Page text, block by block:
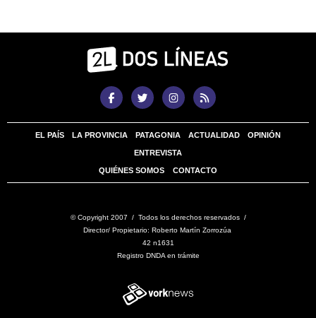
EL PAÍS LA PROVINCIA PATAGONIA ACTUALIDAD OPINIÓN
ENTREVISTA
QUIÉNES SOMOS CONTACTO
© Copyright 2007 / Todos los derechos reservados /
Director/ Propietario: Roberto Martín Zorrozúa
42 n1631
Registro DNDA en trámite